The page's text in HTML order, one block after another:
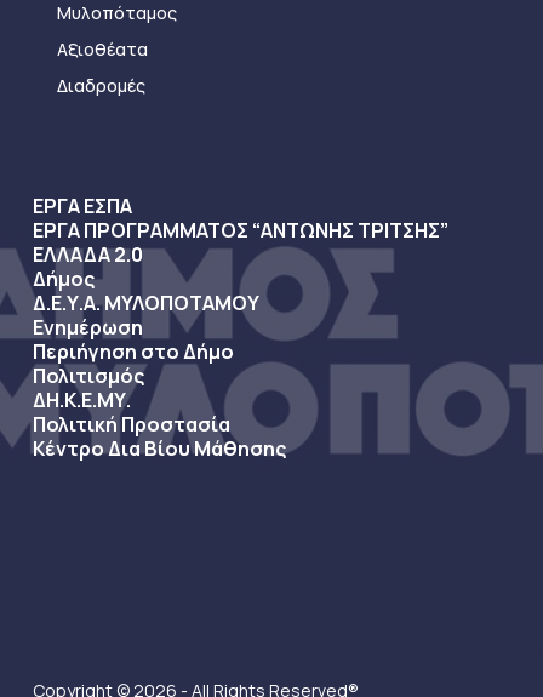
Μυλοπόταμος
Αξιοθέατα
Διαδρομές
ΕΡΓΑ ΕΣΠΑ
ΕΡΓΑ ΠΡΟΓΡΑΜΜΑΤΟΣ “ΑΝΤΩΝΗΣ ΤΡΙΤΣΗΣ”
ΕΛΛΑΔΑ 2.0
Δήμος
Δ.Ε.Υ.Α. ΜΥΛΟΠΟΤΑΜΟΥ
Ενημέρωση
Περιήγηση στο Δήμο
Πολιτισμός
ΔΗ.Κ.Ε.ΜΥ.
Πολιτική Προστασία
Κέντρο Δια Βίου Μάθησης
Copyright © 2026 - All Rights Reserved®